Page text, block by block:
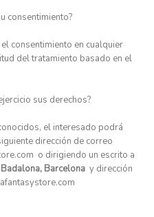
consentimiento?
consentimiento en cualquier
del tratamiento basado en el
sus derechos?
el interesado podrá
dirección de correo
o dirigiendo un escrito a
Barcelona y dirección